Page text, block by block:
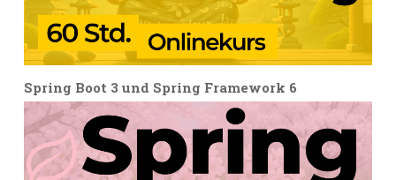
Spring Boot 3 und Spring Framework 6